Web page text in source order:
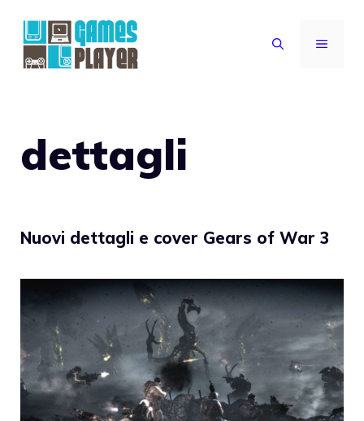
contenuto
MENU
dettagli
Nuovi dettagli e cover Gears of War 3